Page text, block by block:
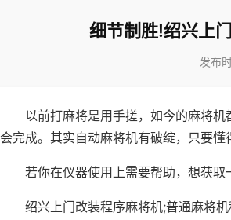
细节制胜!绍兴上
发布
以前打麻将是用手搓，如今的麻将
会完成。其实自动麻将机有破绽，只要懂
若你在仪器使用上需要帮助，想获
绍兴上门改装程序麻将机;普通麻将